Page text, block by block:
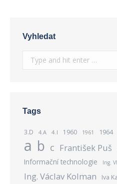
Vyhledat
Search:
Tags
3.D 4.A 4.I 1960 1961 1964
a b c František Puš
Informační technologie Ing.
Ing. Václav Kolman Iva